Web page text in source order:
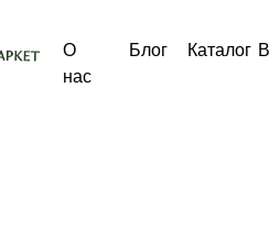
О
нас
Блог Каталог